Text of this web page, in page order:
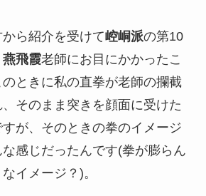
ら紹介を受けて崆峒派の第10
燕飛霞老師にお目にかかったこ
ときに私の直拳が老師の攔截
そのまま突きを顔面に受けた
が、そのときの拳のイメージ
感じだったんです(拳が膨らん
イメージ？)。